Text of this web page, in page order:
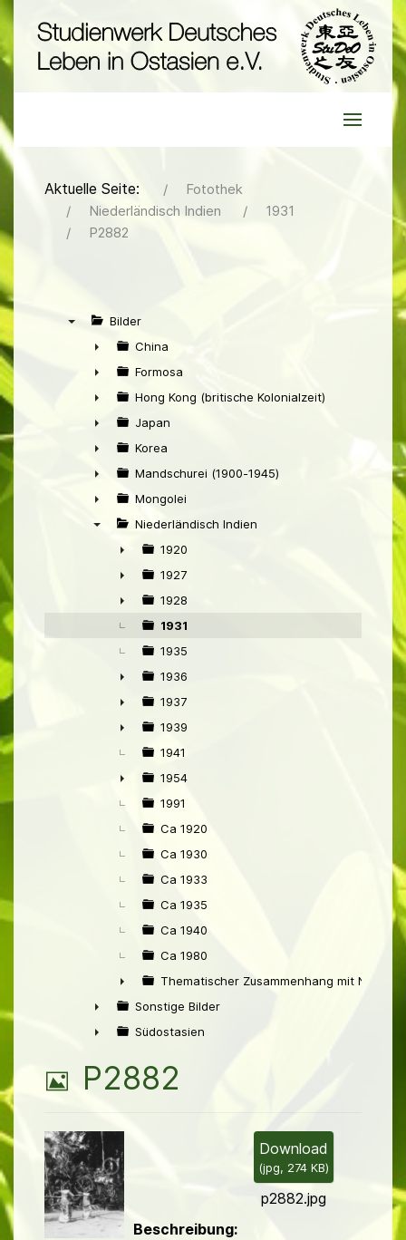
Aktuelle Seite:
Fotothek
Niederländisch Indien
1931
P2882
Bilder
►
China
►
Formosa
►
Hong Kong (britische Kolonialzeit)
►
Japan
►
Korea
►
Mandschurei (1900-1945)
►
Mongolei
Niederländisch Indien
►
1920
►
1927
►
1928
1931
1935
►
1936
►
1937
►
1939
1941
►
1954
1991
Ca 1920
Ca 1930
Ca 1933
Ca 1935
Ca 1940
Ca 1980
►
Thematischer Zusammenhang mit Niederl
►
Sonstige Bilder
Südostasien
B
l
d
P2882
Download
(jpg, 274 KB)
p2882.jpg
Beschreibung: